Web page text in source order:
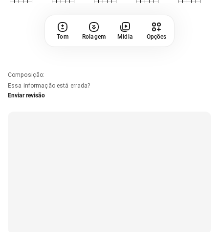
Tom Rolagem Mídia Opções
Composição:
Essa informação está errada?
Enviar revisão